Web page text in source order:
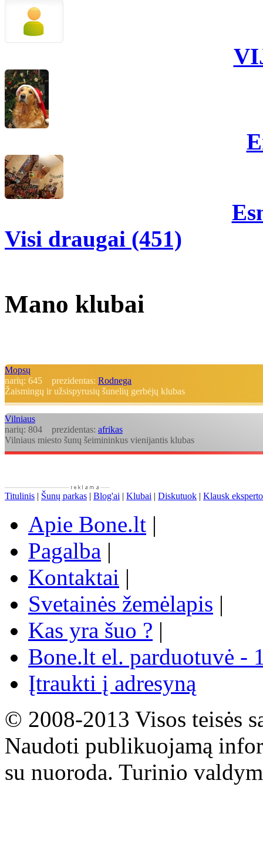
Visi draugai (451)
Mano klubai
Mopsų
narių: 645 prezidentas: Rodnega
Žaismingų ir užsispyrusių šunelių gerbėjų klubas
Vilniaus
narių: 804 prezidentas: afrikas
Vilniaus miesto šunų šeimininkus vienijantis klubas
Titulinis | Šunų parkas | Blog'ai | Klubai | Diskutuok | Klausk eksperto
Apie Bone.lt |
Pagalba |
Kontaktai |
Svetainės žemėlapis |
Kas yra šuo ? |
Bone.lt el. parduotuvė -
Įtraukti į adresyną
© 2008-2013 Visos teisės
Naudoti publikuojamą
su nuoroda. Turinio